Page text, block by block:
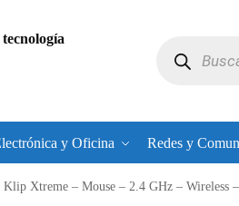
y Oficina Redes y
Klip Xtreme – Mouse – 2.4 GHz – Wireless